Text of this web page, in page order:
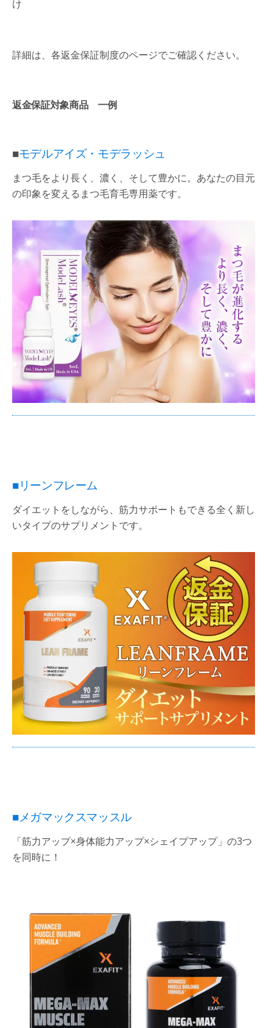
け
詳細は、各返金保証制度のページでご確認ください。
返金保証対象商品 一例
■モデルアイズ・モデラッシュ
まつ毛をより長く、濃く、そして豊かに。あなたの目元
の印象を変えるまつ毛育毛専用薬です。
■リーンフレーム
ダイエットをしながら、筋力サポートもできる全く新し
いタイプのサプリメントです。
■メガマックスマッスル
「筋力アップ×身体能力アップ×シェイプアップ」の3つ
を同時に！